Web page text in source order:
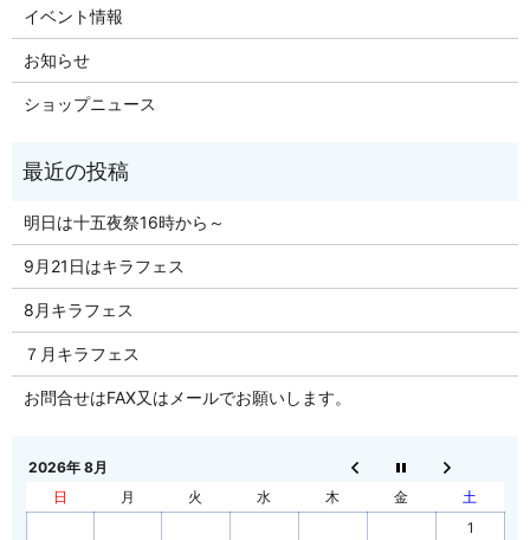
イベント情報
お知らせ
ショップニュース
明日は十五夜祭16時から～
9月21日はキラフェス
8月キラフェス
７月キラフェス
お問合せはFAX又はメールでお願いします。
2026年 8月
日
月 火 水 木 金
土
1